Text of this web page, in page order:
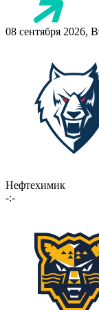
08 сентября 2026,
Нефтехимик
-:-